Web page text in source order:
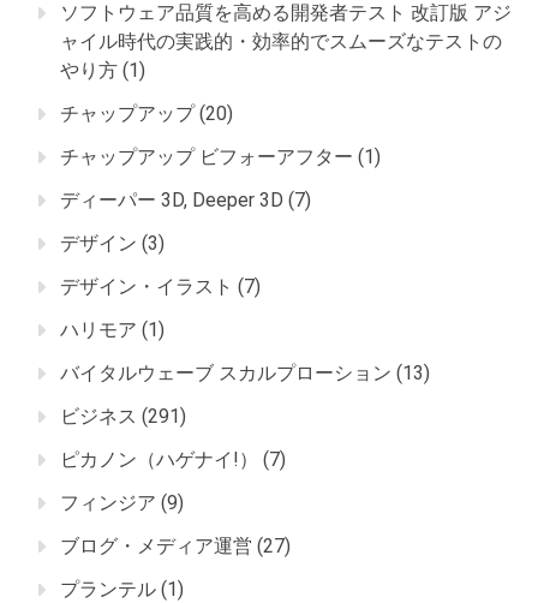
ソフトウェア品質を高める開発者テスト 改訂版 アジ
ャイル時代の実践的・効率的でスムーズなテストの
やり方 (1)
チャップアップ(20)
チャップアップ ビフォーアフター (1)
ディーパー 3D, Deeper 3D (7)
デザイン (3)
デザイン・イラスト (7)
ハリモア (1)
バイタルウェーブ スカルプローション (13)
ビジネス (291)
ピカノン（ハゲナイ!）
(7)
フィンジア (9)
ブログ・メディア運営 (27)
プランテル (1)